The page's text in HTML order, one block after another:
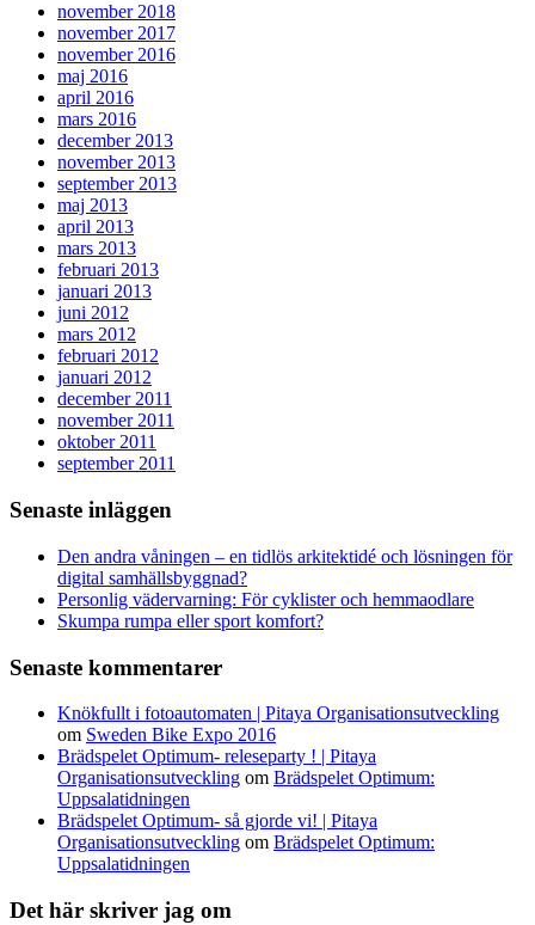
november 2018
november 2017
november 2016
maj 2016
april 2016
mars 2016
december 2013
november 2013
september 2013
maj 2013
april 2013
mars 2013
februari 2013
januari 2013
juni 2012
mars 2012
februari 2012
januari 2012
december 2011
november 2011
oktober 2011
september 2011
Senaste inläggen
Den andra våningen – en tidlös arkitektidé och lösningen för
digital samhällsbyggnad?
Personlig vädervarning: För cyklister och hemmaodlare
Skumpa rumpa eller sport komfort?
Senaste kommentarer
Knökfullt i fotoautomaten | Pitaya Organisationsutveckling
om Sweden Bike Expo 2016
Brädspelet Optimum- releseparty ! | Pitaya
Organisationsutveckling om Brädspelet Optimum:
Uppsalatidningen
Brädspelet Optimum- så gjorde vi! | Pitaya
Organisationsutveckling om Brädspelet Optimum:
Uppsalatidningen
Det här skriver jag om